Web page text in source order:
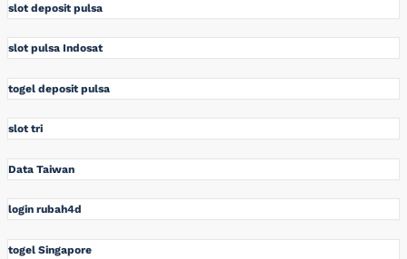
slot deposit pulsa
slot pulsa Indosat
togel deposit pulsa
slot tri
Data Taiwan
login rubah4d
togel Singapore